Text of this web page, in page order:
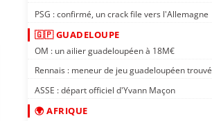
PSG : confirmé, un crack file vers l'Allemagne
🇬🇵 GUADELOUPE
OM : un ailier guadeloupéen à 18M€
Rennais : meneur de jeu guadeloupéen trouvé
ASSE : départ officiel d'Yvann Maçon
🌍 AFRIQUE